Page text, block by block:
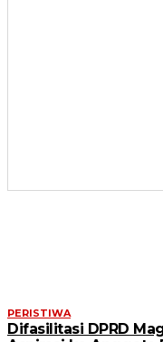
PERISTIWA
Difasilitasi DPRD